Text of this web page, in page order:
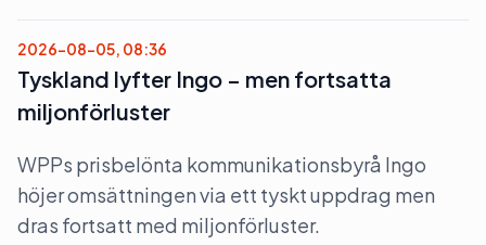
2026-08-05, 08:36
Tyskland lyfter Ingo – men fortsatta
miljonförluster
WPPs prisbelönta kommunikationsbyrå Ingo
höjer omsättningen via ett tyskt uppdrag men
dras fortsatt med miljonförluster.